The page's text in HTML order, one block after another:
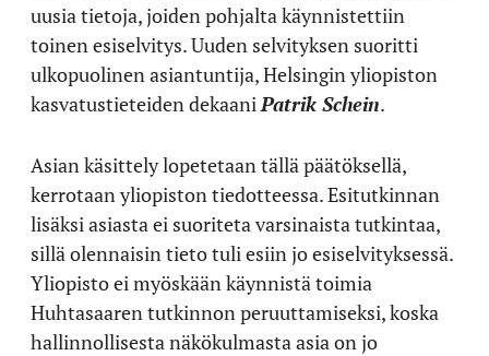
uusia tietoja, joiden pohjalta käynnistettiin
toinen esiselvitys. Uuden selvityksen suoritti
ulkopuolinen asiantuntija, Helsingin yliopiston
kasvatustieteiden dekaani Patrik Schein.
Asian käsittely lopetetaan tällä päätöksellä,
kerrotaan yliopiston tiedotteessa. Esitutkinnan
lisäksi asiasta ei suoriteta varsinaista tutkintaa,
sillä olennaisin tieto tuli esiin jo esiselvityksessä.
Yliopisto ei myöskään käynnistä toimia
Huhtasaaren tutkinnon peruuttamiseksi, koska
hallinnollisesta näkökulmasta asia on jo